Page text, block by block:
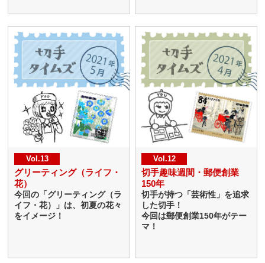
Vol.13
グリーティング（ライフ・
花）
今回の「グリーティング（ラ
イフ・花）」は、初夏の花々
をイメージ！
Vol.12
切手趣味週間・郵便創業
150年
切手が持つ「芸術性」を追求
した切手！
今回は郵便創業150年がテー
マ！